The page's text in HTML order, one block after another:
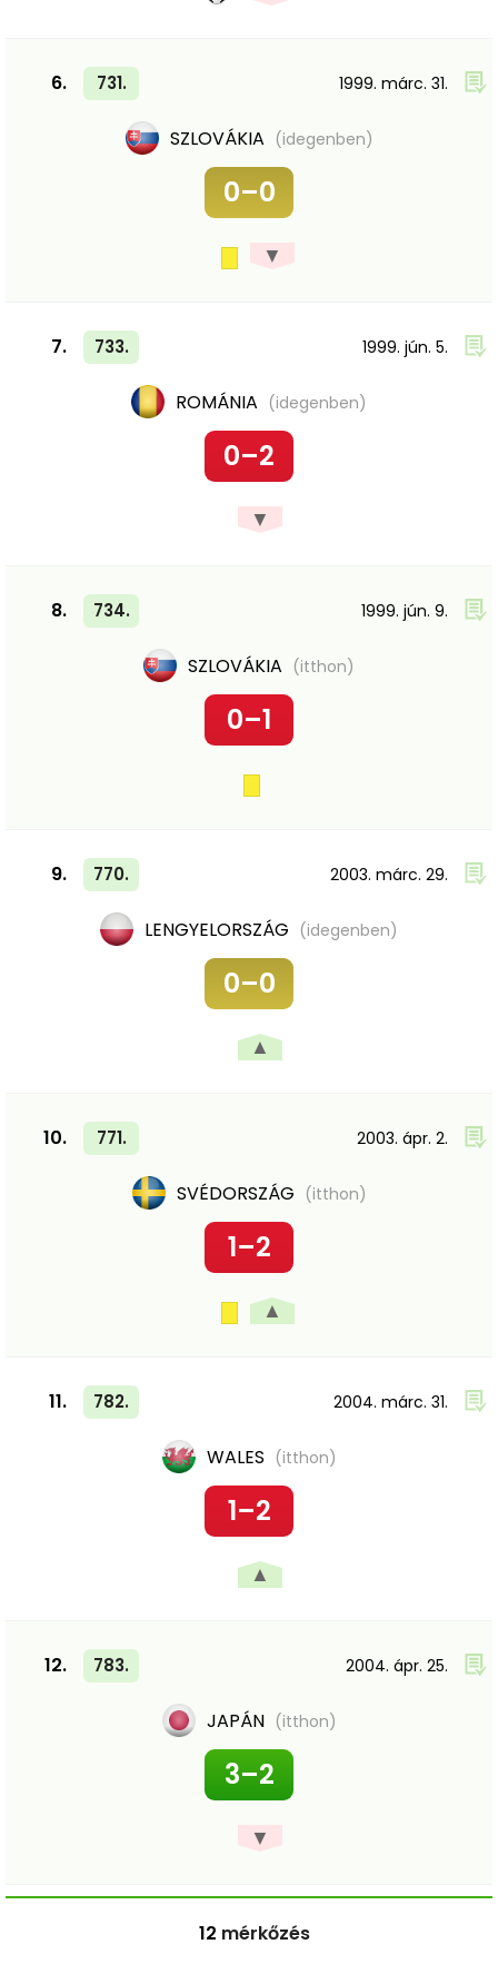
6. 731. 1999. márc. 31.
SZLOVÁKIA (idegenben)
0–0
▼
7. 733. 1999. jún. 5.
ROMÁNIA (idegenben)
0–2
▼
8. 734. 1999. jún. 9.
SZLOVÁKIA (itthon)
0–1
9. 770. 2003. márc. 29.
LENGYELORSZÁG (idegenben)
0–0
▲
10. 771. 2003. ápr. 2.
SVÉDORSZÁG (itthon)
1–2
▲
11. 782. 2004. márc. 31.
WALES (itthon)
1–2
▲
12. 783. 2004. ápr. 25.
JAPÁN (itthon)
3–2
▼
12 mérkőzés